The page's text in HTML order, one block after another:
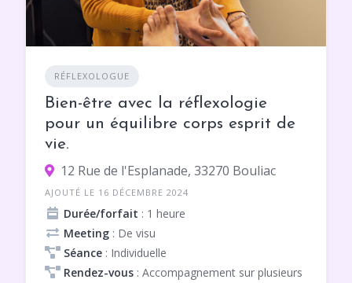
RÉFLEXOLOGUE
Bien-être avec la réflexologie
pour un équilibre corps esprit de
vie.
12 Rue de l'Esplanade, 33270 Bouliac
AJOUTÉ LE 16 DÉCEMBRE 2024
Durée/forfait : 1 heure
Meeting : De visu
Séance : Individuelle
Rendez-vous : Accompagnement sur plusieurs